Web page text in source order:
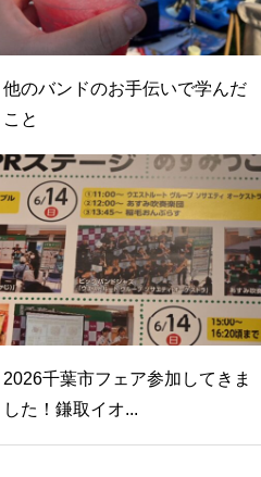
他のバンドのお手伝いで学んだ
こと
2026千葉市フェア参加してきま
した！鎌取イオ...